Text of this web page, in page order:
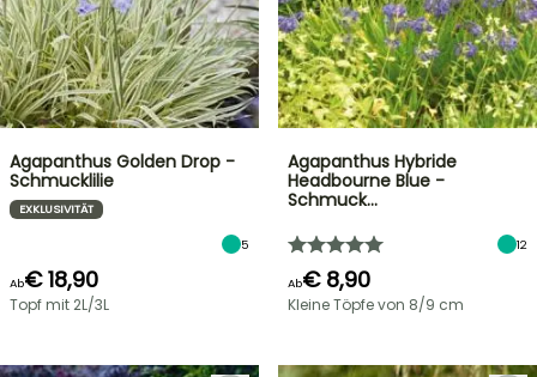
Agapanthus Golden Drop -
Schmucklilie
EXKLUSIVITÄT
5
Ab€ 18,90
Topf mit 2L/3L
Agapanthus Hybride
Headbourne Blue -
Schmuck…
12
Ab€ 8,90
Kleine Töpfe von 8/9 cm